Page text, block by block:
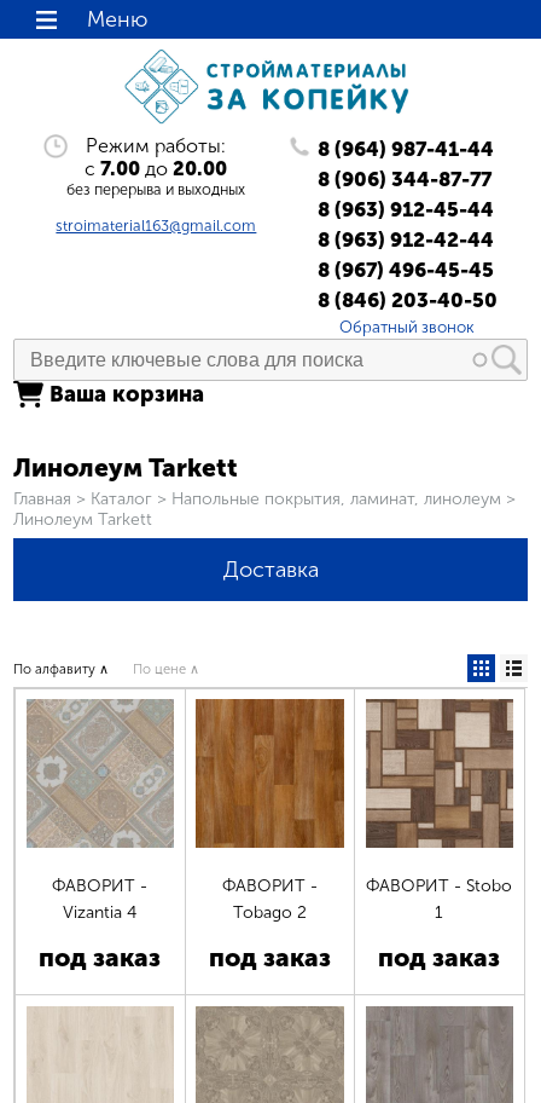
Режим работы:
с7.00 до20.00
без перерыва и выходных
stroimaterial163@gmail.com
8 (964) 987-41-44
8 (906) 344-87-77
8 (963) 912-45-44
8 (963) 912-42-44
8 (967) 496-45-45
8 (846) 203-40-50
Обратный звонок
Ваша корзина
Меню
Линолеум Tarkett
Вы здесь
Главная > Каталог > Напольные покрытия, ламинат, линолеум >
Линолеум Tarkett
Доставка
По алфавиту ∧ По цене ∧
ФАВОРИТ -
Vizantia 4
под заказ
ФАВОРИТ -
Tobago 2
под заказ
ФАВОРИТ - Stobo
1
под заказ